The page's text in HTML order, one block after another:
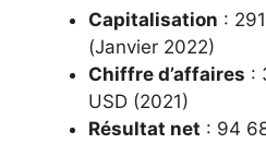
Capitalisation :
(Janvier 2022)
Chiffre d’affaires :
USD (2021)
Résultat net : 94